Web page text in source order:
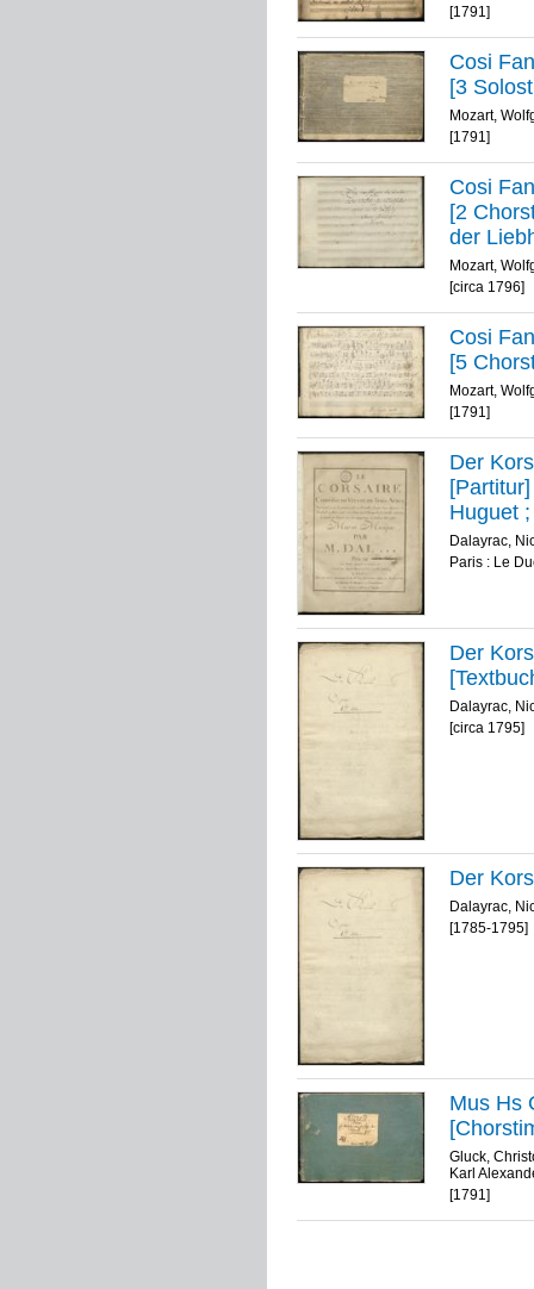
[1791]
Cosi
[3
Mozart,
[1791]
Cosi
[2
der
Mozart,
[circa 1796]
Cosi
[5
Mozart,
[1791]
Der
Huguet
Dalayrac,
Paris : Le
Der
Dalayrac,
[circa 1795]
Der
Dalayrac,
[1785-1795]
Mus Hs
Gluck,
Karl
[1791]